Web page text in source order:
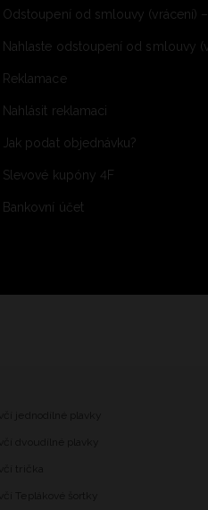
Odstoupení od smlouvy (vrácení)
Nahlaste odstoupení od smlouvy
Reklamace
Nahlásit reklamaci
Jak podat objednávku?
Slevové kupóny 4F
Bankovní účet